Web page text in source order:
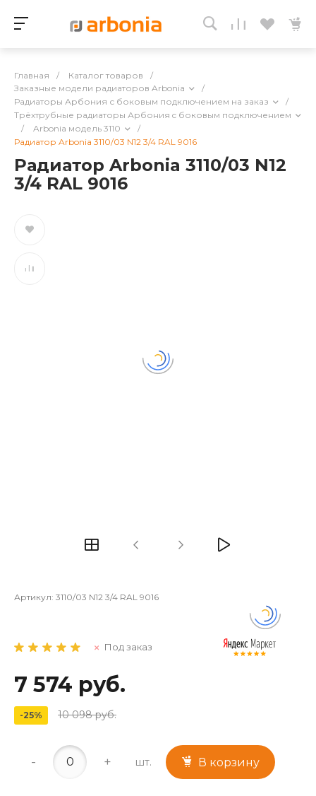
Главная / Каталог товаров
/
Заказные модели радиаторов Arbonia
/
Радиаторы Арбония с боковым подключением на заказ
/
Трёхтрубные радиаторы Арбония c боковым подключением
/
Arbonia модель 3110
/
Радиатор Arbonia 3110/03 N12 3/4 RAL 9016
Радиатор Arbonia 3110/03 N12
3/4 RAL 9016
Артикул: 3110/03 N12 3/4 RAL 9016
Под заказ
7 574 руб.
-25% 10 098 руб.
- + шт. В корзину